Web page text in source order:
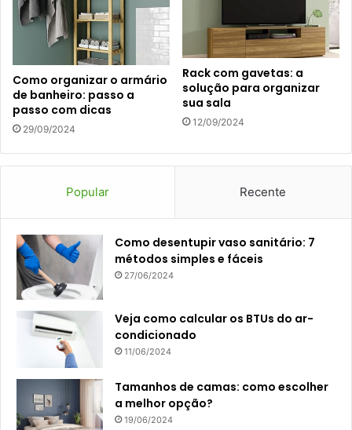
Como organizar o armário
de banheiro: passo a
passo com dicas
29/09/2024
Rack com gavetas: a
solução para organizar
sua sala
12/09/2024
Popular Recente
Como desentupir vaso sanitário: 7
métodos simples e fáceis
27/06/2024
Veja como calcular os BTUs do ar-
condicionado
11/06/2024
Tamanhos de camas: como escolher
a melhor opção?
19/06/2024